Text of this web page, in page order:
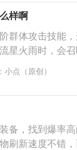
样啊
群体攻击技能
星火雨时，会
小点（原创）
备，找到爆率
刷新速度不错